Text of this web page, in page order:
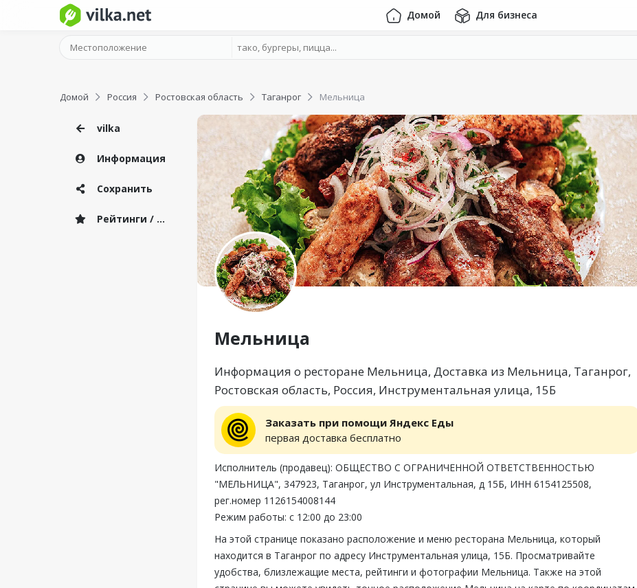
Домой Для бизнеса
Домой Россия Ростовская область Таганрог Мельница
vilka
Информация
Сохранить
Рейтинги / Отзывы
Мельница
Информация о ресторане Мельница, Доставка из Мельница, Таганрог,
Ростовская область, Россия, Инструментальная улица, 15Б
Заказать при помощи Яндекс Еды
первая доставка бесплатно
Исполнитель (продавец): ОБЩЕСТВО С ОГРАНИЧЕННОЙ ОТВЕТСТВЕННОСТЬЮ
"МЕЛЬНИЦА", 347923, Таганрог, ул Инструментальная, д 15Б, ИНН 6154125508,
рег.номер 1126154008144
Режим работы: с 12:00 до 23:00
На этой странице показано расположение и меню ресторана Мельница, который
находится в Таганрог по адресу Инструментальная улица, 15Б. Просматривайте
удобства, близлежащие места, рейтинги и фотографии Мельница. Также на этой